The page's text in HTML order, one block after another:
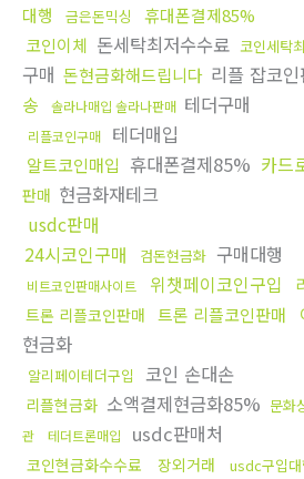
대행
금은돈믹싱
휴대폰결제85%
코인이체 돈세탁최저수수료 코인세탁
구매 돈현금화해드립니다 리플 잡코인
송
솔라나매입 솔라나판매 테더구매
리플코인구매 테더매입
알트코인매입 휴대폰결제85% 카드
판매 현금화재테크
usdc판매
24시코인구매
검돈현금화 구매대행
비트코인판매사이트 위챗페이코인구입
트론 리플코인판매 트론 리플코인판매
현금화
알리페이테더구입 코인 손대손
리플현금화 소액결제현금화85% 문화
관
테더트론매입 usdc판매처
코인현금화수수료 장외거래 usdc구입대